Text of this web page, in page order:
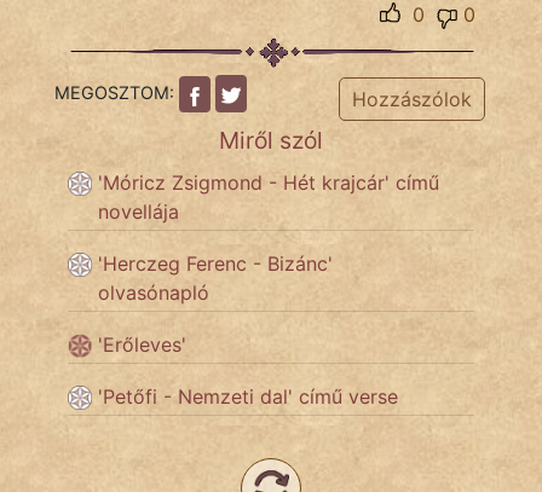
szegény legény
Hoffer Botond
szemfüles
0
0
MEGOSZTOM: Hozzászólok
Miről szól
'Móricz Zsigmond - Hét krajcár' című
novellája
'Herczeg Ferenc - Bizánc'
olvasónapló
'Erőleves'
'Petőfi - Nemzeti dal' című verse